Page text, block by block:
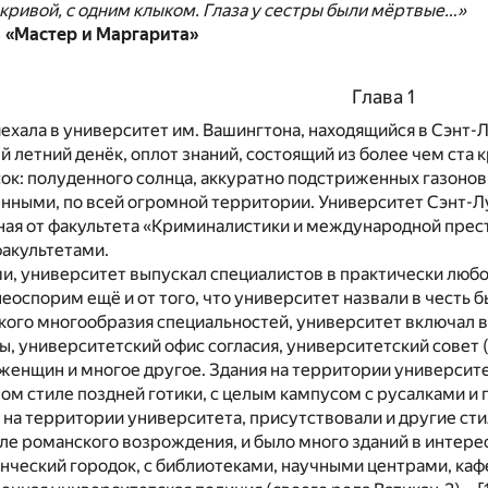
с одним клыком. Глаза у сестры были мёртвые…»
«Мастер и Маргарита»
Глава 1
в университет им. Вашингтона, находящийся в
летний денёк, оплот знаний, состоящий из более чем
полуденного солнца, аккуратно подстриженных
по всей огромной территории. Университет Сэнт-
от факультета «Криминалистики и международной
университет выпускал специалистов в практически
ещё и от того, что университет назвали в честь
многообразия специальностей, университет включал
офис согласия, университетский
и многое другое. Здания на территории
стиле поздней готики, с целым кампусом с русалками и
территории университета, присутствовали и другие
романского возрождения, и было много зданий в
городок, с библиотеками, научными центрами,